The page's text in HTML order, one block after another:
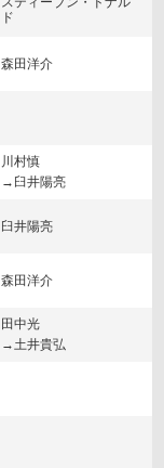
ド
森田洋介
川村慎
臼井陽亮
臼井陽亮
森田洋介
田中光
土井貴弘